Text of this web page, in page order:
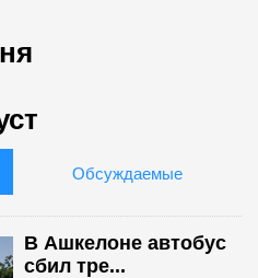
Обсуждаемые
В Ашкелоне автобус
сбил тре...